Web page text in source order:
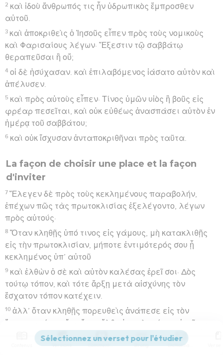
2 καὶ ἰδοὺ ἄνθρωπός τις ἦν ὑδρωπικὸς ἔμπροσθεν
αὐτοῦ.
3 καὶ ἀποκριθεὶς ὁ Ἰησοῦς εἶπεν πρὸς τοὺς νομικοὺς
καὶ Φαρισαίους λέγων· Ἔξεστιν τῷ σαββάτῳ
θεραπεῦσαι ἢ οὔ;
4 οἱ δὲ ἡσύχασαν. καὶ ἐπιλαβόμενος ἰάσατο αὐτὸν καὶ
ἀπέλυσεν.
5 καὶ πρὸς αὐτοὺς εἶπεν· Τίνος ὑμῶν υἱὸς ἢ βοῦς εἰς
φρέαρ πεσεῖται, καὶ οὐκ εὐθέως ἀνασπάσει αὐτὸν ἐν
ἡμέρᾳ τοῦ σαββάτου;
6 καὶ οὐκ ἴσχυσαν ἀνταποκριθῆναι πρὸς ταῦτα.
La façon de choisir une place et la façon
d'inviter
7 Ἔλεγεν δὲ πρὸς τοὺς κεκλημένους παραβολήν,
ἐπέχων πῶς τὰς πρωτοκλισίας ἐξελέγοντο, λέγων
πρὸς αὐτούς·
8 Ὅταν κληθῇς ὑπό τινος εἰς γάμους, μὴ κατακλιθῇς
εἰς τὴν πρωτοκλισίαν, μήποτε ἐντιμότερός σου ᾖ
κεκλημένος ὑπ’ αὐτοῦ
9 καὶ ἐλθὼν ὁ σὲ καὶ αὐτὸν καλέσας ἐρεῖ σοι· Δὸς
τούτῳ τόπον, καὶ τότε ἄρξῃ μετὰ αἰσχύνης τὸν
ἔσχατον τόπον κατέχειν.
10 ἀλλ’ ὅταν κληθῇς πορευθεὶς ἀνάπεσε εἰς τὸν
ἔσχατον τόπον, ἵνα ὅταν ἔλθῃ ὁ κεκληκώς σε ἐρεῖ σοι·
Φίλε, προσανάβηθι ἀνώτερον· τότε ἔσται σοι δόξα
ἐνώπιον πάντων τῶν συνανακειμένων σοι.
Versions Commentaires Strong